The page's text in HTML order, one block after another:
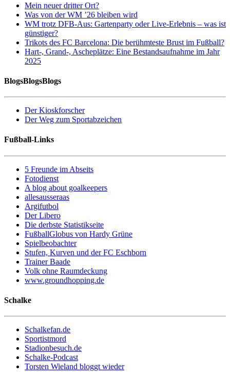
Mein neuer dritter Ort?
Was von der WM ’26 bleiben wird
WM trotz DFB-Aus: Gartenparty oder Live-Erlebnis – was ist
günstiger?
Trikots des FC Barcelona: Die berühmteste Brust im Fußball?
Hart-, Grand-, Ascheplätze: Eine Bestandsaufnahme im Jahr
2025
BlogsBlogsBlogs
Der Kioskforscher
Der Weg zum Sportabzeichen
Fußball-Links
5 Freunde im Abseits
Fotodienst
A blog about goalkeepers
allesausseraas
Argifutbol
Der Libero
Die derbste Statistikseite
FußballGlobus von Hardy Grüne
Spielbeobachter
Stufen, Kurven und der FC Eschborn
Trainer Baade
Volk ohne Raumdeckung
www.groundhopping.de
Schalke
Schalkefan.de
Sportistmord
Stadionbesuch.de
Schalke-Podcast
Torsten Wieland bloggt wieder